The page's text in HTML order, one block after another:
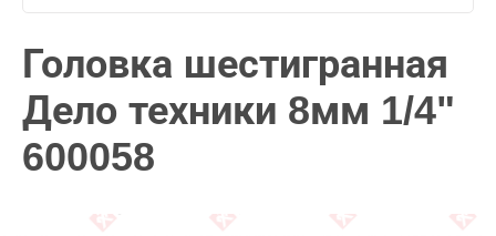
Головка шестигранная
Дело техники 8мм 1/4"
600058